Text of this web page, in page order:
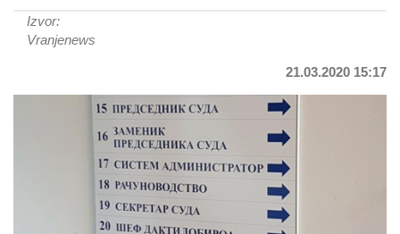
Izvor:
Vranjenews
21.03.2020 15:17